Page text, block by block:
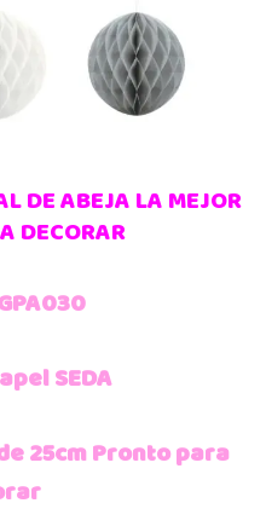
DE ABEJA LA MEJOR
DECORAR
SEDA
25cm Pronto para